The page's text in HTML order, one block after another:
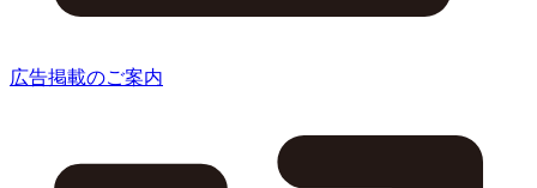
広告掲載のご案内